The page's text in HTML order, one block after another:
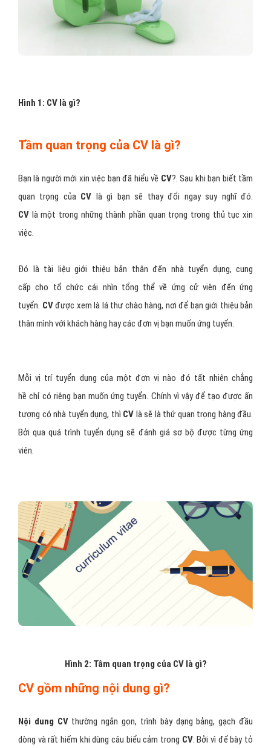
Hình 1: CV là gì?
Tầm quan trọng của CV là gì?
Bạn là người mới xin việc bạn đã hiểu về CV?. Sau khi bạn biết tầm
quan trọng củaCV là gì bạn sẽ thay đổi ngay suy nghĩ đó.
CV là một trong những thành phần quan trọng trong thủ tục xin
việc.
Đó là tài liệu giới thiệu bản thân đến nhà tuyển dụng, cung
cấp cho tổ chức cái nhìn tổng thể về ứng cử viên đến ứng
tuyển. CVđược xem là lá thư chào hàng, nơi để bạn giới thiệu bản
thân mình với khách hàng hay các đơn vị bạn muốn ứng tuyển.
Mỗi vị trí tuyển dụng của một đơn vị nào đó tất nhiên chẳng
hề chỉ có riêng bạn muốn ứng tuyển. Chính vì vậy để tạo được ấn
tượng có nhà tuyển dụng, thì CV là sẽ là thứ quan trọng hàng đầu.
Bởi qua quá trình tuyển dụng sẽ đánh giá sơ bộ được từng ứng
viên.
Hình 2: Tầm quan trọng của CV là gì?
CV gồm những nội dung gì?
Nội dung CVthường ngắn gọn, trình bày dạng bảng, gạch đầu
dòng và rất hiếm khi dùng câu biểu cảm trong CV. Bởi vì để bày tỏ